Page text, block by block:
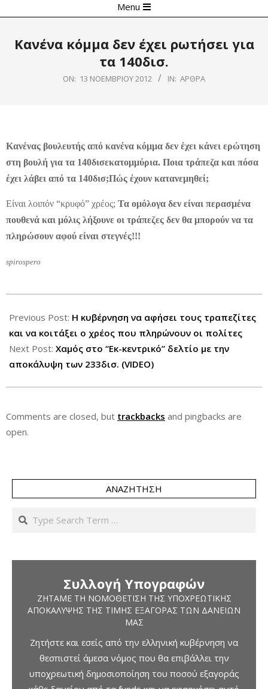
Navigation
Menu
Κανένα κόμμα δεν έχει ρωτήσει για
τα 140δισ.
ON: 13 ΝΟΕΜΒΡΊΟΥ 2012 IN: ΆΡΘΡΑ
Κανένας βουλευτής από κανένα κόμμα δεν έχει κάνει ερώτηση
στη βουλή για τα 140δισεκατομμύρια. Ποια τράπεζα και πόσα
έχει λάβει από τα 140δισ;Πώς έχουν κατανεμηθεί;
Είναι λοιπόν “κρυφό” χρέος; Τα ομόλογα δεν είναι περασμένα
πουθενά και μόλις λήξουνε οι τράπεζες δεν θα μπορούν να τα
πληρώσουν αφού είναι στεγνές!!!
spirospero
11-
13
Previous Post: Η κυβέρνηση να αφήσει τους τραπεζίτες
και να κοιτάξει ο χρέος που πληρώνουν οι πολίτες
Next Post: Χαμός στο “Εκ-κεντρικό” δελτίο με την
αποκάλυψη των 233δισ. (VIDEO)
Comments are closed, but trackbacks and pingbacks are
open.
ΑΝΑΖΉΤΗΣΗ
Search
Συλλογή Υπογραφών
ΖΗΤΆΜΕ ΤΗ ΝΟΜΟΘΈΤΙΣΗ ΤΗΣ ΥΠΟΧΡΕΩΤΙΚΉΣ
ΑΠΟΚΆΛΥΨΗΣ ΤΗΣ ΤΙΜΉΣ ΕΞΑΓΟΡΆΣ ΤΩΝ ΔΑΝΕΊΩΝ
ΜΑΣ
Ζητήστε και εσείς από την ελληνική κυβέρνηση να
θεσπιστεί άμεσα νόμος που θα επιβάλλει την
υποχρεωτική δημοσιοποίηση του ποσού εξαγοράς